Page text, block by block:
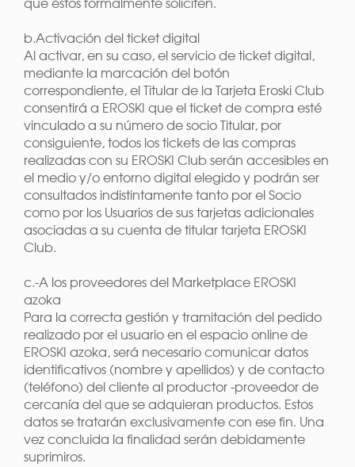
b.Activación del ticket digital
Al activar, en su caso, el servicio de ticket digital,
mediante la marcación del botón
correspondiente, el Titular de la Tarjeta Eroski Club
consentirá a EROSKI que el ticket de compra esté
vinculado a su número de socio Titular, por
consiguiente, todos los tickets de las compras
realizadas con su EROSKI Club serán accesibles en
el medio y/o entorno digital elegido y podrán ser
consultados indistintamente tanto por el Socio
como por los Usuarios de sus tarjetas adicionales
asociadas a su cuenta de titular tarjeta EROSKI
Club.
c.-A los proveedores del Marketplace EROSKI
azoka
Para la correcta gestión y tramitación del pedido
realizado por el usuario en el espacio online de
EROSKI azoka, será necesario comunicar datos
identificativos (nombre y apellidos) y de contacto
(teléfono) del cliente al productor -proveedor de
cercanía del que se adquieran productos. Estos
datos se tratarán exclusivamente con ese fin. Una
vez concluida la finalidad serán debidamente
suprimiros.